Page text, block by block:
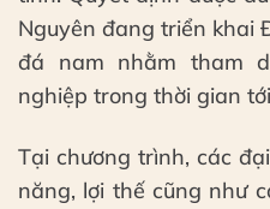
Nguyên đang triển khai
đá nam nhằm tham
nghiệp trong thời gian
Tại chương trình, các
năng, lợi thế cũng như